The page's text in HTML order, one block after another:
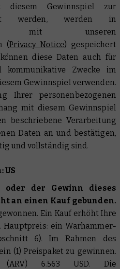
diesem Gewinnspiel zur
werden, werden in
mit unseren
(Privacy Notice) gespeichert
diese Daten auch für
kommunikative Zwecke im
Gewinnspiel verwenden.
Ihrer personenbezogenen
mit diesem Gewinnspiel
beschriebene Verarbeitung
Daten an und bestätigen,
und vollständig sind.
US
oder der Gewinn dieses
an einen Kauf gebunden.
Ein Kauf erhöht Ihre
Hauptpreis: ein Warhammer-
6). Im Rahmen des
(1) Preispaket zu gewinnen.
(ARV) 6.563 USD. Die